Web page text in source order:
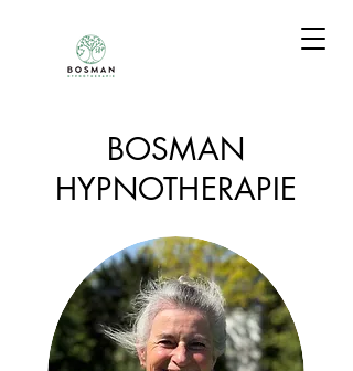
BOSMAN
HYPNOTHERAPIE